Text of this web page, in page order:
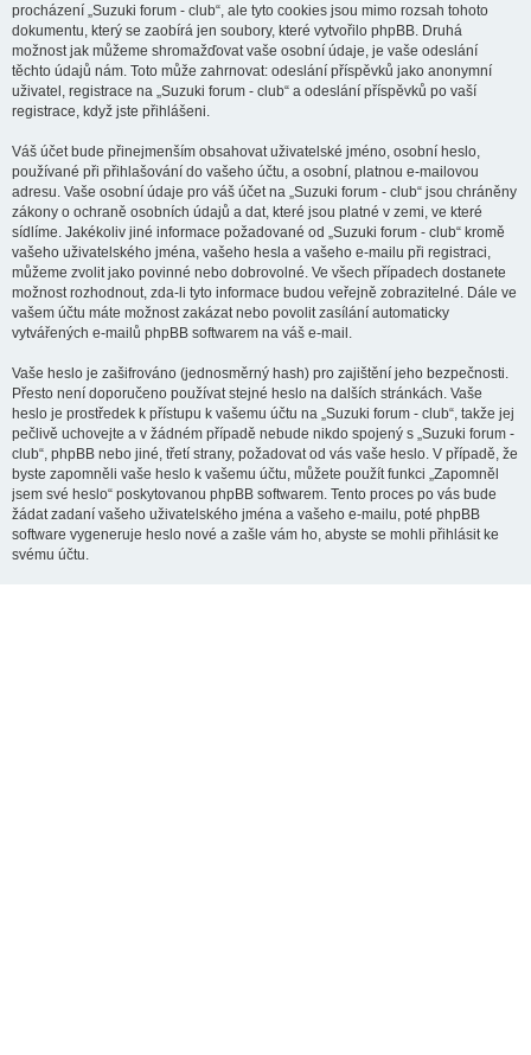
procházení „Suzuki forum - club“, ale tyto cookies jsou mimo rozsah tohoto
dokumentu, který se zaobírá jen soubory, které vytvořilo phpBB. Druhá
možnost jak můžeme shromažďovat vaše osobní údaje, je vaše odeslání
těchto údajů nám. Toto může zahrnovat: odeslání příspěvků jako anonymní
uživatel, registrace na „Suzuki forum - club“ a odeslání příspěvků po vaší
registrace, když jste přihlášeni.
Váš účet bude přinejmenším obsahovat uživatelské jméno, osobní heslo,
používané při přihlašování do vašeho účtu, a osobní, platnou e-mailovou
adresu. Vaše osobní údaje pro váš účet na „Suzuki forum - club“ jsou chráněny
zákony o ochraně osobních údajů a dat, které jsou platné v zemi, ve které
sídlíme. Jakékoliv jiné informace požadované od „Suzuki forum - club“ kromě
vašeho uživatelského jména, vašeho hesla a vašeho e-mailu při registraci,
můžeme zvolit jako povinné nebo dobrovolné. Ve všech případech dostanete
možnost rozhodnout, zda-li tyto informace budou veřejně zobrazitelné. Dále ve
vašem účtu máte možnost zakázat nebo povolit zasílání automaticky
vytvářených e-mailů phpBB softwarem na váš e-mail.
Vaše heslo je zašifrováno (jednosměrný hash) pro zajištění jeho bezpečnosti.
Přesto není doporučeno používat stejné heslo na dalších stránkách. Vaše
heslo je prostředek k přístupu k vašemu účtu na „Suzuki forum - club“, takže jej
pečlivě uchovejte a v žádném případě nebude nikdo spojený s „Suzuki forum -
club“, phpBB nebo jiné, třetí strany, požadovat od vás vaše heslo. V případě, že
byste zapomněli vaše heslo k vašemu účtu, můžete použít funkci „Zapomněl
jsem své heslo“ poskytovanou phpBB softwarem. Tento proces po vás bude
žádat zadaní vašeho uživatelského jména a vašeho e-mailu, poté phpBB
software vygeneruje heslo nové a zašle vám ho, abyste se mohli přihlásit ke
svému účtu.